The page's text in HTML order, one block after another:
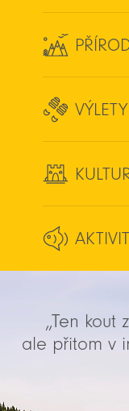
VÝLETY
„Ten kout
ale přitom v